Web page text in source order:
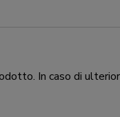
In caso di